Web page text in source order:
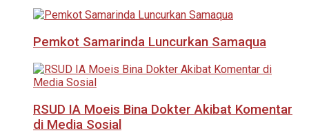
Pemkot Samarinda Luncurkan Samaqua
RSUD IA Moeis Bina Dokter Akibat Komentar
di Media Sosial